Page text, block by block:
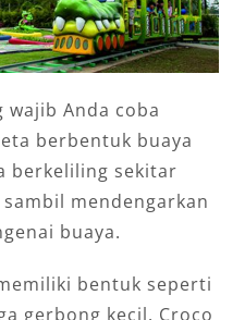
wajib Anda coba
berbentuk buaya
berkeliling sekitar
mendengarkan
buaya.
bentuk seperti
gerbong kecil. Croco